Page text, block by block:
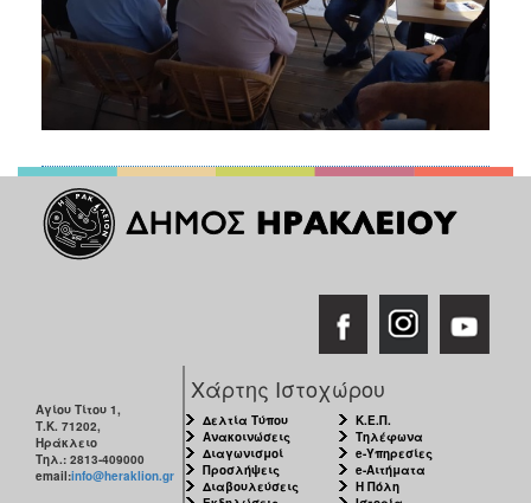
Αγίου Τίτου 1,
Τ.Κ. 71202,
Ηράκλειο
Τηλ.: 2813-409000
email:info@heraklion.gr
Χάρτης Ιστοχώρου
Δελτία Τύπου
Ανακοινώσεις
Διαγωνισμοί
Προσλήψεις
Διαβουλεύσεις
Κ.Ε.Π.
Τηλέφωνα
e-Υπηρεσίες
e-Αιτήματα
Η Πόλη